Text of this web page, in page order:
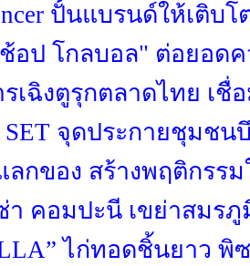
ปั้นแบรนด์ให้เติบโ
ช้อป โกลบอล" ต่อยอด
เฉิงตูรุกตลาดไทย เชื่
SET จุดประกายชุมช
กของ สร้างพฤติกรร
า คอมปะนี เขย่าสมรภู
ไก่ทอดชิ้นยาว พิ